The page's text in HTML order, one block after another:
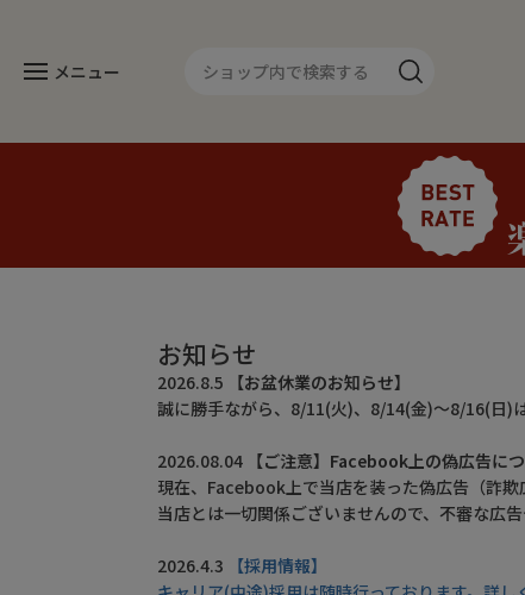
メニュー
お知らせ
2026.8.5
【お盆休業のお知らせ】
誠に勝手ながら、8/11(火)、8/14(金)～8/16(日)
2026.08.04 【ご注意】Facebook上の偽広告に
現在、Facebook上で当店を装った偽広告（詐欺
当店とは一切関係ございませんので、不審な広
2026.4.3
【採用情報】
人気のセット
同梱におすすめ